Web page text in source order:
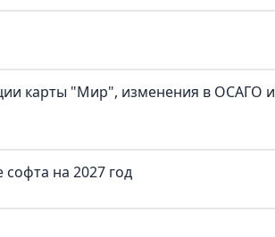
карты "Мир", изменения в ОСАГО и
на 2027 год